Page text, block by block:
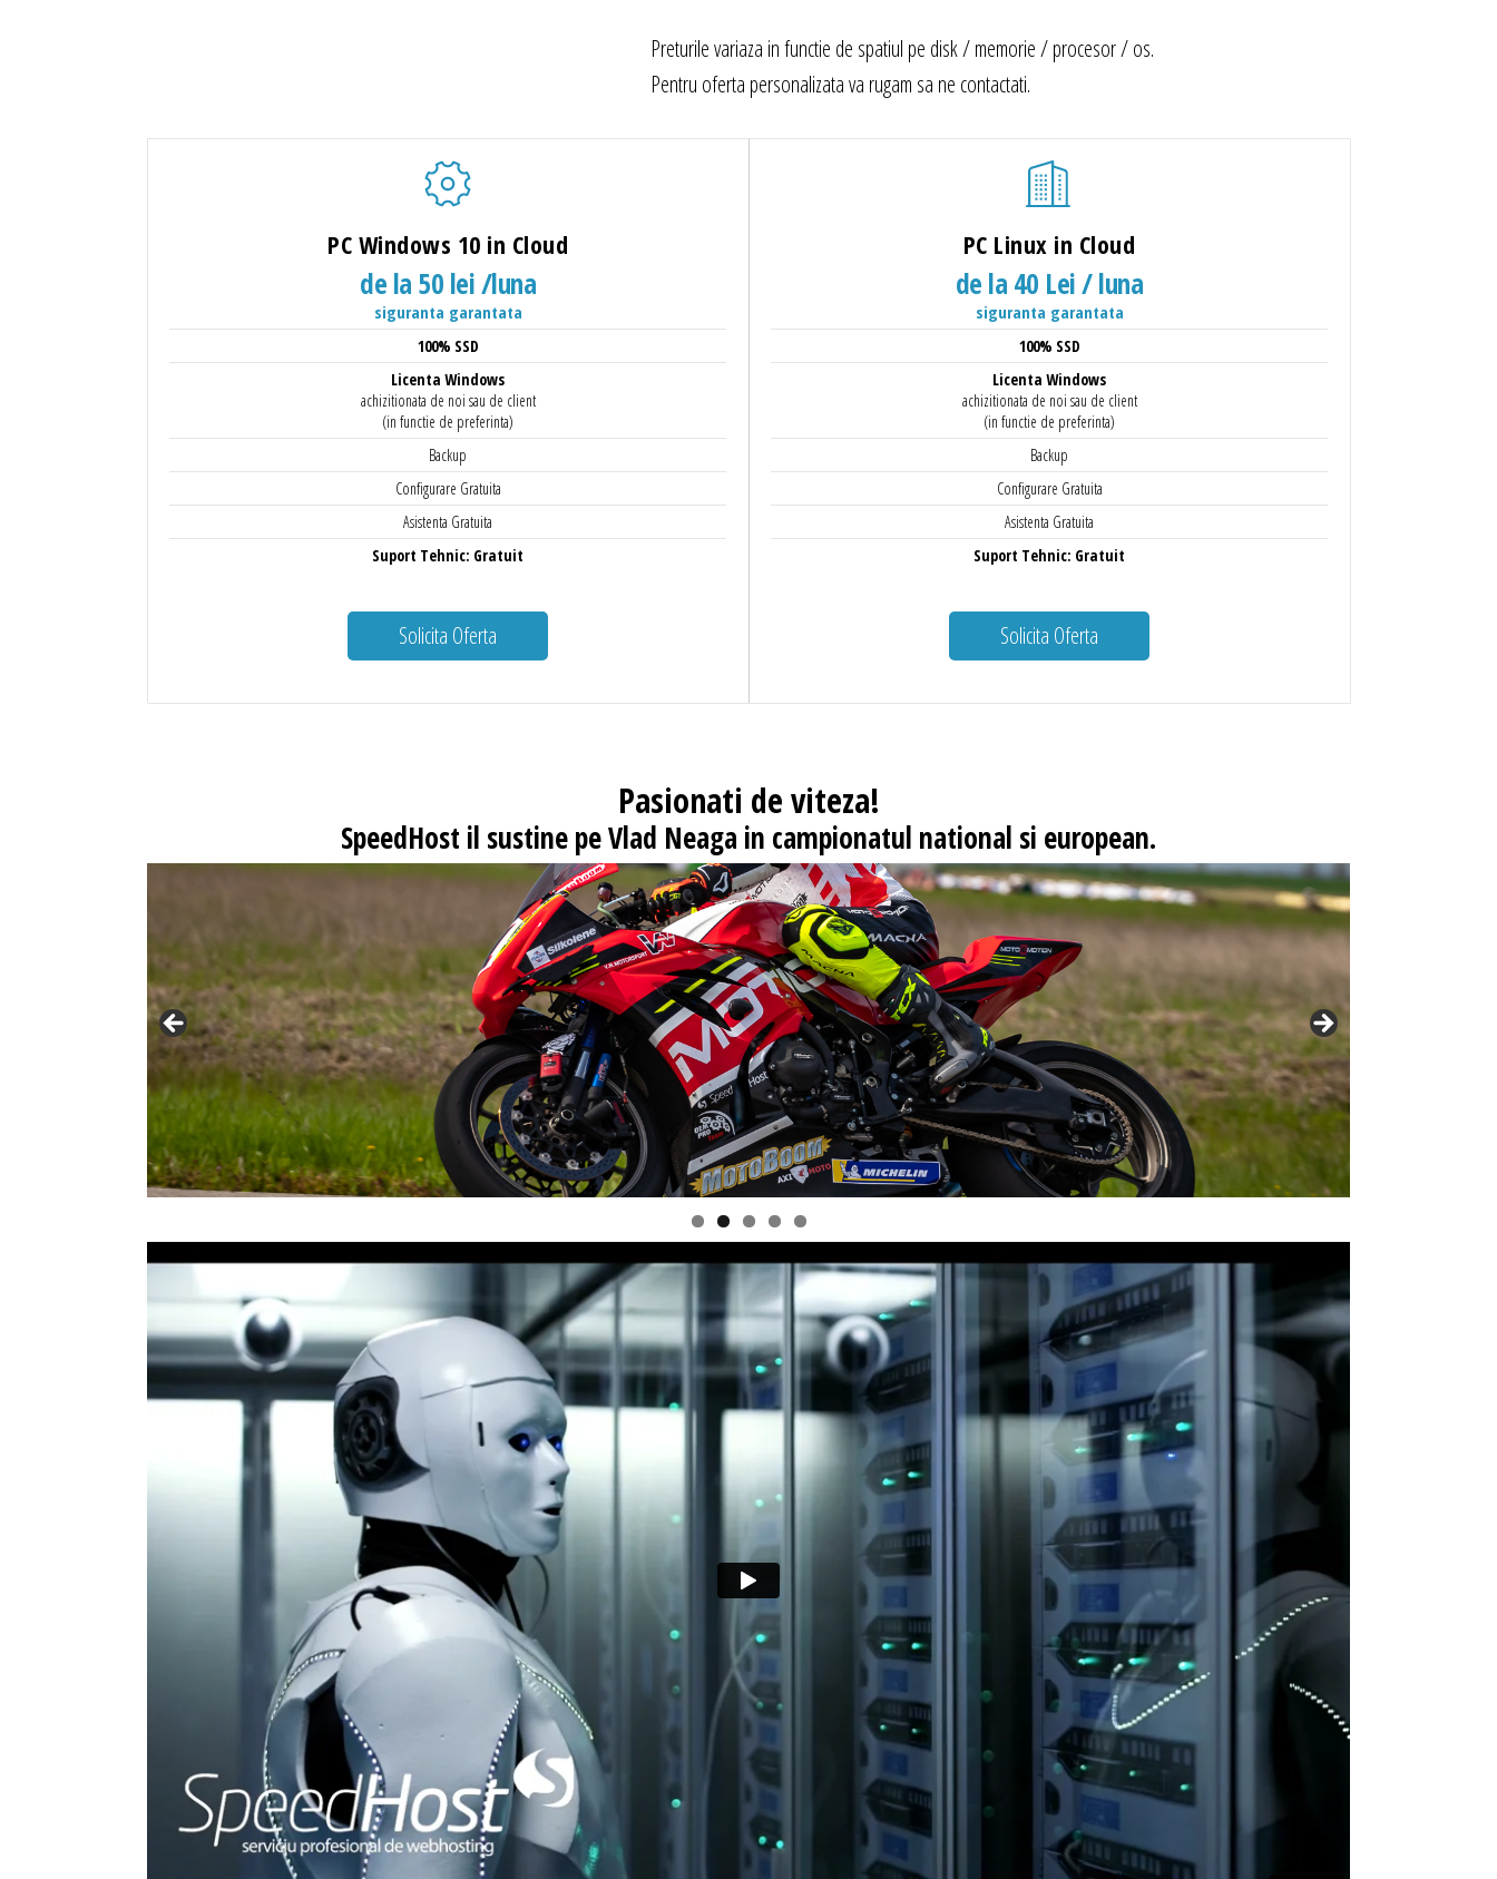
Preturile variaza in functie de spatiul pe disk / memorie / procesor / os.
Pentru oferta personalizata va rugam sa ne contactati.
PC Windows 10 in Cloud
de la 50 lei /luna
siguranta garantata
100% SSD
Licenta Windows
achizitionata de noi sau de client
(in functie de preferinta)
Backup
Configurare Gratuita
Asistenta Gratuita
Suport Tehnic: Gratuit
Solicita Oferta
PC Linux in Cloud
de la 40 Lei / luna
siguranta garantata
100% SSD
Licenta Windows
achizitionata de noi sau de client
(in functie de preferinta)
Backup
Configurare Gratuita
Asistenta Gratuita
Suport Tehnic: Gratuit
Solicita Oferta
Pasionati de viteza!
SpeedHost il sustine pe Vlad Neaga in campionatul national si european.